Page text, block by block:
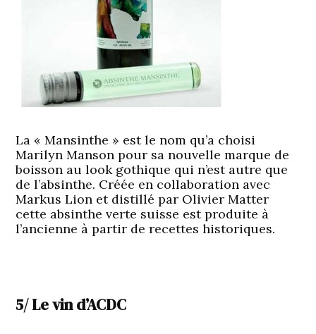
La « Mansinthe » est le nom qu’a choisi
Marilyn Manson pour sa nouvelle marque de
boisson au look gothique qui n’est autre que
de l’absinthe. Créée en collaboration avec
Markus Lion et distillé par Olivier Matter
cette absinthe verte suisse est produite à
l’ancienne à partir de recettes historiques.
5/ Le vin d’ACDC